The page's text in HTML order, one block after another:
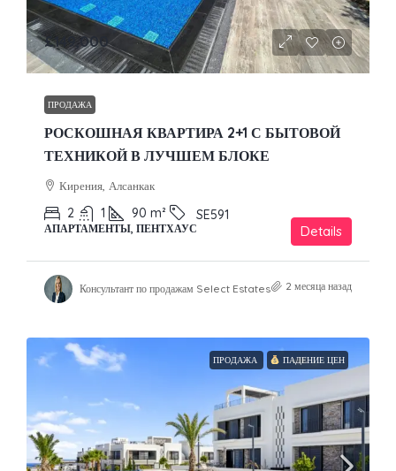
£149,000
ПРОДАЖА
РОСКОШНАЯ КВАРТИРА 2+1 С БЫТОВОЙ
ТЕХНИКОЙ В ЛУЧШЕМ БЛОКЕ
Кирения, Алсанкак
2 1 90 m² SE591
АПАРТАМЕНТЫ, ПЕНТХАУС Details
Консультант по продажам Select Estates 2 месяца назад
ПРОДАЖА ПАДЕНИЕ ЦЕН